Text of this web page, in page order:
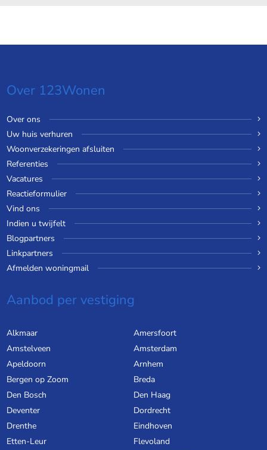
Over 123Wonen
Over ons
Uw huis verhuren
Woonverzekeringen afsluiten
Referenties
Vacatures
Reactieformulier
Vind ons
Indien u twijfelt
Blogpartners
Linkpartners
Afmelden woningmail
Aanbod per vestiging
Alkmaar
Amersfoort
Amstelveen
Amsterdam
Apeldoorn
Arnhem
Bergen op Zoom
Breda
Den Bosch
Den Haag
Deventer
Dordrecht
Drenthe
Eindhoven
Etten-Leur
Flevoland